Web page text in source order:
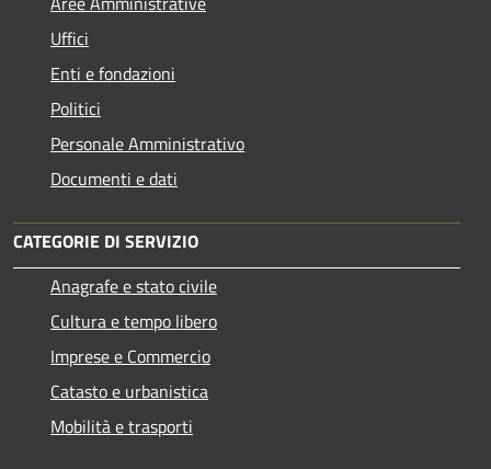
Uffici
Enti e fondazioni
Politici
Personale Amministrativo
Documenti e dati
CATEGORIE DI SERVIZIO
Anagrafe e stato civile
Cultura e tempo libero
Imprese e Commercio
Catasto e urbanistica
Mobilità e trasporti